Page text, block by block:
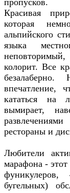
Красивая
которая
альпийского
языка
неповторимый,
колорит. Все
впечатление,
кататься на
вымирает,
рестораны и
Любители
марафона -
бугельных)